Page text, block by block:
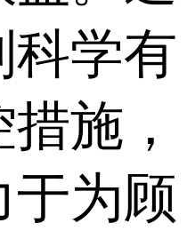
科学有
施，
于为顾